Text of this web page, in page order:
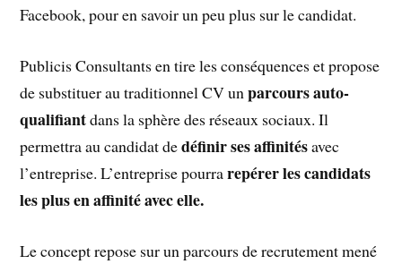
Facebook, pour en savoir un peu plus sur le candidat.
Publicis Consultants en tire les conséquences et propose
de substituer au traditionnel CV unparcours auto-
qualifiantdans la sphère des réseaux sociaux. Il
permettra au candidat dedéfinir ses affinitésavec
l’entreprise. L’entreprise pourrarepérer les candidats
les plus en affinité avec elle.
Le concept repose sur un parcours de recrutement mené